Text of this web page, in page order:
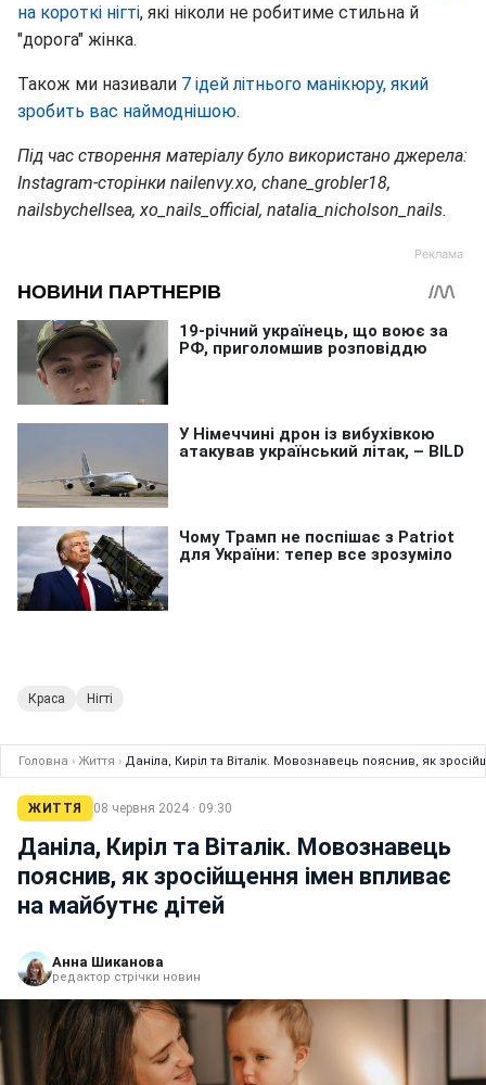
на короткі нігті, які ніколи не робитиме стильна й
"дорога" жінка.
Також ми називали 7 ідей літнього манікюру, який
зробить вас наймоднішою.
Під час створення матеріалу було використано джерела:
Instagram-сторінки nailenvy.xo, chane_grobler18,
nailsbychellsea, xo_nails_official, natalia_nicholson_nails.
Краса Нігті
Головна › Життя › Даніла, Киріл та Віталік. Мовознавець пояснив, як
ЖИТТЯ 08 червня 2024 · 09:30
Даніла, Киріл та Віталік. Мовознавець
пояснив, як зросійщення імен впливає
на майбутнє дітей
Анна Шиканова
редактор стрічки новин